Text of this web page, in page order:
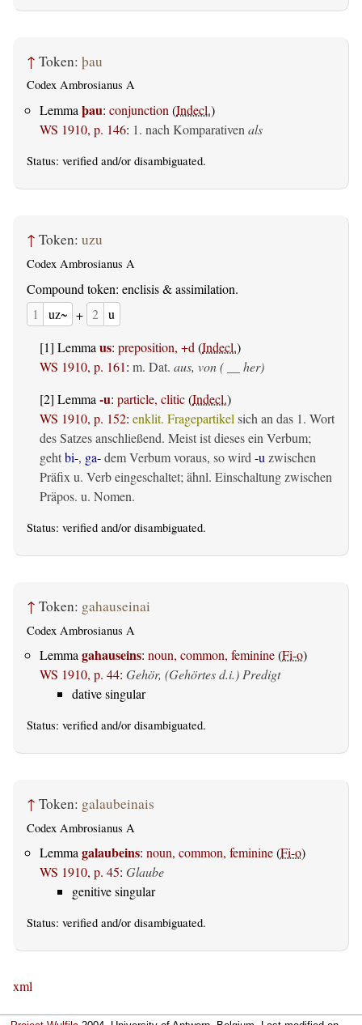
↑ Token: þau
Codex Ambrosianus A
Lemma þau: conjunction (Indecl.)
WS 1910, p. 146: 1. nach Komparativen als
Status: verified and/or disambiguated.
↑ Token: uzu
Codex Ambrosianus A
Compound token: enclisis & assimilation.
1
uz~ + 2 u
[1] Lemma us: preposition, +d (Indecl.)
WS 1910, p. 161: m. Dat. aus, von ( __ her)
[2] Lemma -u: particle, clitic(Indecl.)
WS 1910, p. 152: enklit. Fragepartikel sich an das 1. Wort
des Satzes anschließend. Meist ist dieses ein Verbum;
gehtbi-, ga-dem Verbum voraus, so wird -u zwischen
Präfix u. Verb eingeschaltet; ähnl. Einschaltung zwischen
Präpos. u. Nomen.
Status: verified and/or disambiguated.
↑ Token: gahauseinai
Codex Ambrosianus A
Lemma gahauseins: noun, common, feminine(Fi-o)
WS 1910, p. 44: Gehör, (Gehörtes d.i.) Predigt
dative singular
Status: verified and/or disambiguated.
↑ Token: galaubeinais
Codex Ambrosianus A
Lemma galaubeins: noun, common, feminine(Fi-o)
WS 1910, p. 45: Glaube
genitive singular
Status: verified and/or disambiguated.
xml